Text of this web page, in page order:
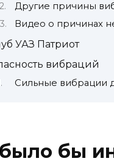
Другие причины
Видео о причинах
УАЗ Патриот
вибраций
Сильные вибрации
бы